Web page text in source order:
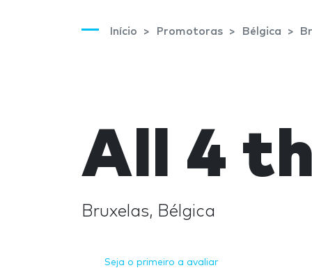
Início Promotoras Bélgica
All 4
Bruxelas, Bélgica
Seja o primeiro a avaliar